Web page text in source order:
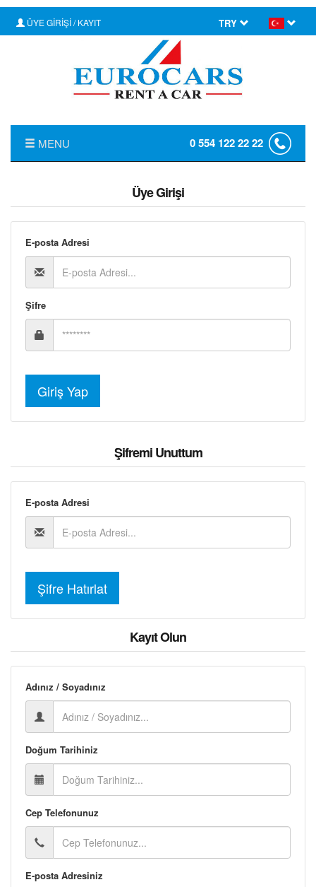
ÜYE GİRİŞİ / KAYIT TRY
MENU 0 554 122 22 22
HAKKIMIZDA
TRANSFER
Üye Girişi
E-posta Adresi
Şifre
Şifremi Unuttum
E-posta Adresi
Kayıt Olun
Adınız / Soyadınız
Doğum Tarihiniz
Cep Telefonunuz
E-posta Adresiniz